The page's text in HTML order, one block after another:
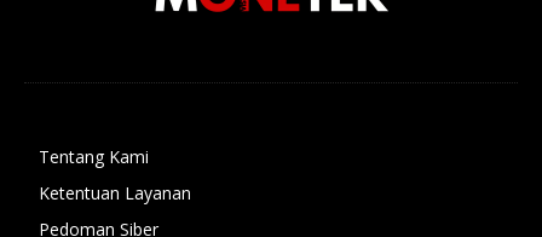
Tentang Kami
Ketentuan Layanan
Pedoman Siber